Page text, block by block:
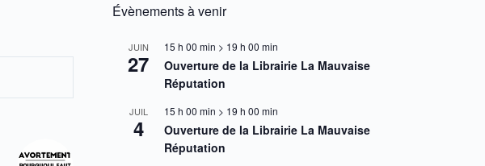
Évènements à venir
JUIN
27
15 h 00 min > 19 h 00 min
Ouverture de la Librairie La Mauvaise
Réputation
JUIL
4
15 h 00 min > 19 h 00 min
Ouverture de la Librairie La Mauvaise
Réputation